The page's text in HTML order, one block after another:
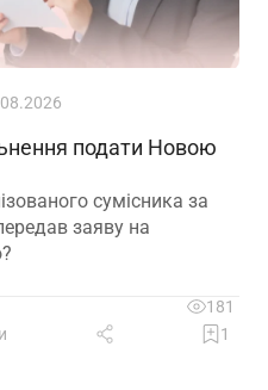
подати Новою
сумісника за
заяву на
181
1